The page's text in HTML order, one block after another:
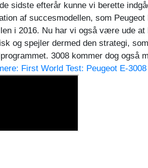
sidste efterår kunne vi berette
af succesmodellen, som
i 2016. Nu har vi også være ude
og spejler dermed den strategi,
3008 kommer dog også
First World Test: Peugeot E-